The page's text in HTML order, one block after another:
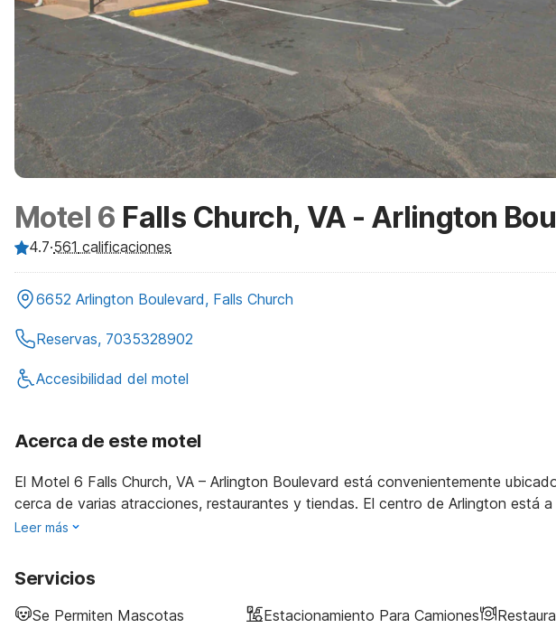
Motel 6 Falls Church, VA - Arlington
4.7·561 calificaciones
6652 Arlington Boulevard, Falls Church
Reservas, 7035328902
Accesibilidad del motel
Acerca de este motel
El Motel 6 Falls Church, VA – Arlington Boulevard está convenientemente
cerca de varias atracciones, restaurantes y tiendas. El centro de Arlington está
Leer más
Servicios
Se Permiten Mascotas Estacionamiento Para Camiones